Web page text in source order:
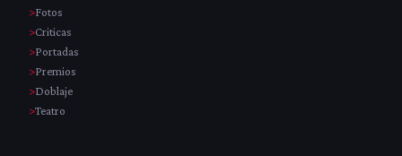
Fotos
Criticas
Portadas
Premios
Doblaje
Teatro